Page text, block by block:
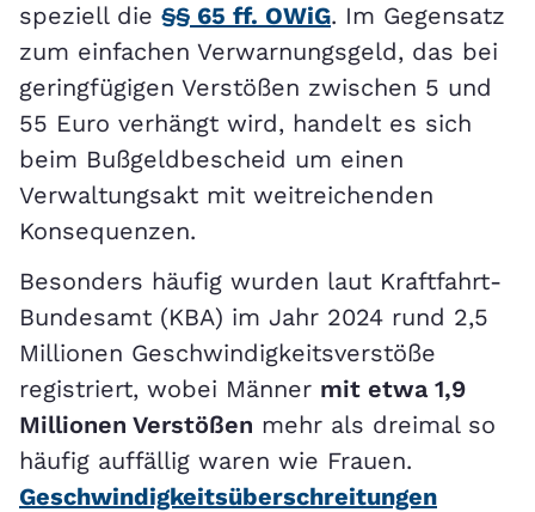
speziell die §§ 65 ff. OWiG. Im Gegensatz
zum einfachen Verwarnungsgeld, das bei
geringfügigen Verstößen zwischen 5 und
55 Euro verhängt wird, handelt es sich
beim Bußgeldbescheid um einen
Verwaltungsakt mit weitreichenden
Konsequenzen.
Besonders häufig wurden laut Kraftfahrt-
Bundesamt (KBA) im Jahr 2024 rund 2,5
Millionen Geschwindigkeitsverstöße
registriert, wobei Männer mit etwa 1,9
Millionen Verstößen mehr als dreimal so
häufig auffällig waren wie Frauen.
Geschwindigkeitsüberschreitungen